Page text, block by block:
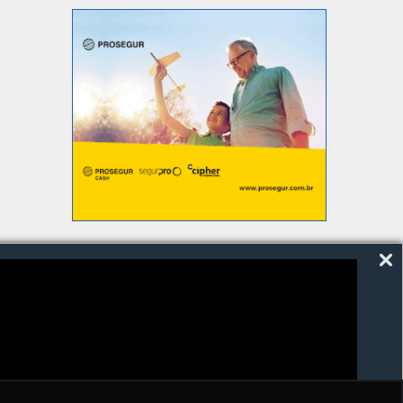
SIGA-NOS